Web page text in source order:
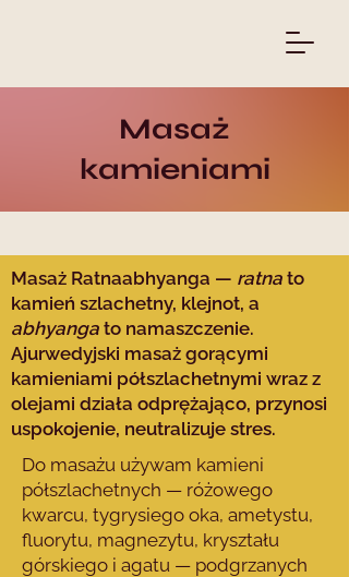
Masaż
kamieniami
Masaż Ratnaabhyanga — ratna to
kamień szlachetny, klejnot, a
abhyanga to namaszczenie.
Ajurwedyjski masaż gorącymi
kamieniami półszlachetnymi wraz z
olejami działa odprężająco, przynosi
uspokojenie, neutralizuje stres.
Do masażu używam kamieni
półszlachetnych — różowego
kwarcu, tygrysiego oka, ametystu,
fluorytu, magnezytu, kryształu
górskiego i agatu — podgrzanych